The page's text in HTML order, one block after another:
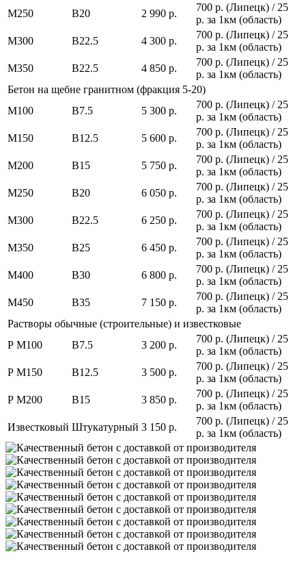
М250
В20 2 990 р.
700 р. (Липецк) / 25
р. за 1км (область)
М300
В22.5 4 300 р.
700 р. (Липецк) / 25
р. за 1км (область)
М350
В22.5 4 850 р.
700 р. (Липецк) / 25
р. за 1км (область)
Бетон на щебне гранитном (фракция 5-20)
М100
В7.5 5 300 р.
700 р. (Липецк) / 25
р. за 1км (область)
М150
В12.5 5 600 р.
700 р. (Липецк) / 25
р. за 1км (область)
М200
В15 5 750 р.
700 р. (Липецк) / 25
р. за 1км (область)
М250
В20 6 050 р.
700 р. (Липецк) / 25
р. за 1км (область)
М300
В22.5 6 250 р.
700 р. (Липецк) / 25
р. за 1км (область)
М350
В25 6 450 р.
700 р. (Липецк) / 25
р. за 1км (область)
М400
В30 6 800 р.
700 р. (Липецк) / 25
р. за 1км (область)
М450
В35 7 150 р.
700 р. (Липецк) / 25
р. за 1км (область)
Растворы обычные (строительные) и известковые
Р М100
В7.5 3 200 р.
700 р. (Липецк) / 25
р. за 1км (область)
Р М150
В12.5 3 500 р.
700 р. (Липецк) / 25
р. за 1км (область)
Р М200
В15 3 850 р.
700 р. (Липецк) / 25
р. за 1км (область)
Известковый Штукатурный 3 150 р.
700 р. (Липецк) / 25
р. за 1км (область)